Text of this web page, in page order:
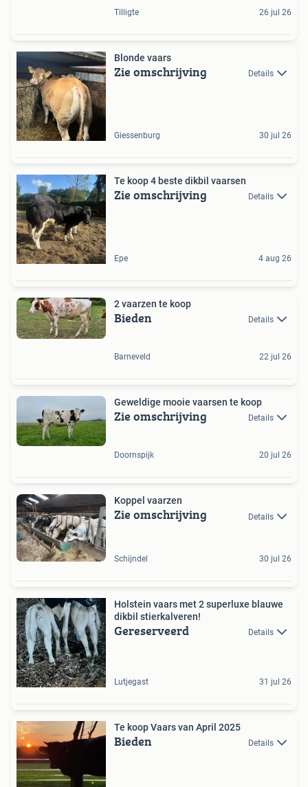
Tilligte 26 jul 26
Blonde vaars
Zie omschrijving Details
Giessenburg 30 jul 26
Te koop 4 beste dikbil vaarsen
Zie omschrijving Details
Epe 4 aug 26
2 vaarzen te koop
Bieden Details
Barneveld 22 jul 26
Geweldige mooie vaarsen te koop
Zie omschrijving Details
Doornspijk 20 jul 26
Koppel vaarzen
Zie omschrijving Details
Schijndel 30 jul 26
Holstein vaars met 2 superluxe blauwe
dikbil stierkalveren!
Gereserveerd Details
Lutjegast 31 jul 26
Te koop Vaars van April 2025
Bieden Details